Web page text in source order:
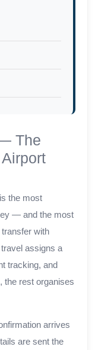
The
the most
— and the most
with
assigns a
tracking, and
the rest organises
arrives
are sent the